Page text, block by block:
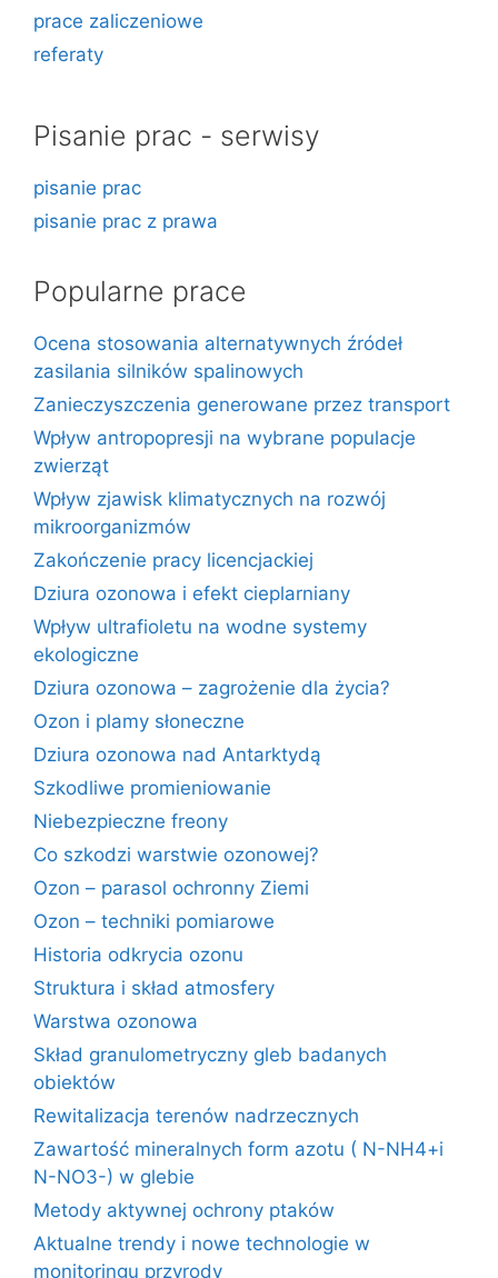
prace zaliczeniowe
referaty
Pisanie prac - serwisy
pisanie prac
pisanie prac z prawa
Popularne prace
Ocena stosowania alternatywnych źródeł
zasilania silników spalinowych
Zanieczyszczenia generowane przez transport
Wpływ antropopresji na wybrane populacje
zwierząt
Wpływ zjawisk klimatycznych na rozwój
mikroorganizmów
Zakończenie pracy licencjackiej
Dziura ozonowa i efekt cieplarniany
Wpływ ultrafioletu na wodne systemy
ekologiczne
Dziura ozonowa – zagrożenie dla życia?
Ozon i plamy słoneczne
Dziura ozonowa nad Antarktydą
Szkodliwe promieniowanie
Niebezpieczne freony
Co szkodzi warstwie ozonowej?
Ozon – parasol ochronny Ziemi
Ozon – techniki pomiarowe
Historia odkrycia ozonu
Struktura i skład atmosfery
Warstwa ozonowa
Skład granulometryczny gleb badanych
obiektów
Rewitalizacja terenów nadrzecznych
Zawartość mineralnych form azotu ( N-NH4+i
N-NO3-) w glebie
Metody aktywnej ochrony ptaków
Aktualne trendy i nowe technologie w
monitoringu przyrody